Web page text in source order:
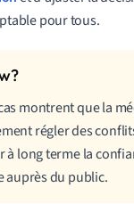
pour tous.
montrent que la
régler des
à long terme la
du public.